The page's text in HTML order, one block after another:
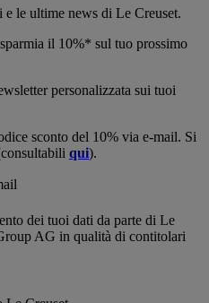
le ultime news di Le Creuset.
il 10%* sul tuo prossimo
personalizzata sui tuoi
sconto del 10% via e-mail. Si
qui).
dei tuoi dati da parte di Le
AG in qualità di contitolari